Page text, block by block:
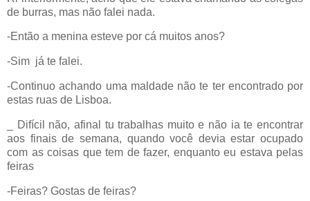
de burras, mas não falei nada.
-Então a menina esteve por cá muitos anos?
-Sim já te falei.
-Continuo achando uma maldade não te ter encontrado por
estas ruas de Lisboa.
_ Difícil não, afinal tu trabalhas muito e não ia te encontrar
aos finais de semana, quando você devia estar ocupado
com as coisas que tem de fazer, enquanto eu estava pelas
feiras
-Feiras? Gostas de feiras?